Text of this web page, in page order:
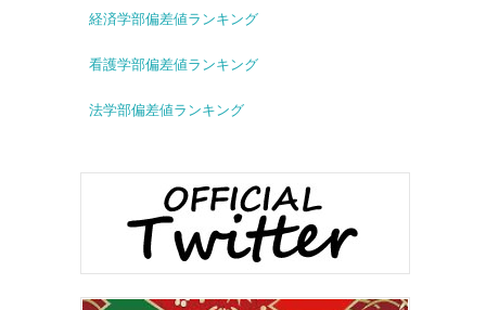
経済学部偏差値ランキング
看護学部偏差値ランキング
法学部偏差値ランキング